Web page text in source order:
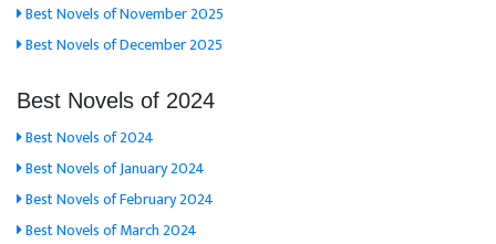
Best Novels of November 2025
Best Novels of December 2025
Best Novels of 2024
Best Novels of 2024
Best Novels of January 2024
Best Novels of February 2024
Best Novels of March 2024